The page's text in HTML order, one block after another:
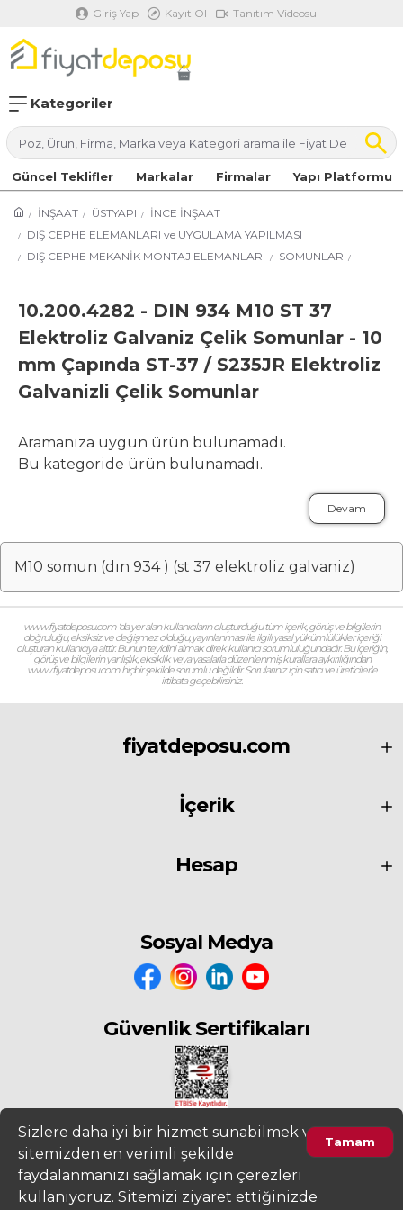
Giriş Yap Kayıt Ol Tanıtım Videosu
Kategoriler
Güncel Teklifler Markalar Firmalar Yapı Platformu
İNŞAAT ÜSTYAPI
İNCE İNŞAAT
DIŞ CEPHE ELEMANLARI ve UYGULAMA YAPILMASI
DIŞ CEPHE MEKANİK MONTAJ ELEMANLARI
SOMUNLAR
10.200.4282 - DIN 934 M10 ST 37
Elektroliz Galvaniz Çelik Somunlar - 10
mm Çapında ST-37 / S235JR Elektroliz
Galvanizli Çelik Somunlar
Aramanıza uygun ürün bulunamadı.
Bu kategoride ürün bulunamadı.
Devam
M10 somun (dın 934 ) (st 37 elektroliz galvaniz)
www.fiyatdeposu.com ‘da yer alan kullanıcıların oluşturduğu tüm içerik, görüş ve bilgilerin
doğruluğu, eksiksiz ve değişmez olduğu, yayınlanması ile ilgili yasal yükümlülükler içeriği
oluşturan kullanıcıya aittir. Bunun teyidini almak direk kullanıcı sorumluluğundadır. Bu içeriğin,
görüş ve bilgilerin yanlışlık, eksiklik veya yasalarla düzenlenmiş kurallara aykırılığından
www.fiyatdeposu.com hiçbir şekilde sorumlu değildir. Sorularınız için satıcı ve üreticilerle
irtibata geçebilirsiniz.
fiyatdeposu.com
İçerik
Hesap
Sosyal Medya
Güvenlik Sertifikaları
2022 www.fiyatdeposu.com
Altera Bilgi Teknolojileri LTD. ŞTİ. Her
Hakkı Saklıdır.
Tamam
Sizlere daha iyi bir hizmet sunabilmek ve
sitemizden en verimli şekilde
faydalanmanızı sağlamak için çerezleri
kullanıyoruz. Sitemizi ziyaret ettiğinizde